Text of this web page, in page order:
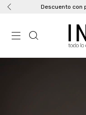
Descuento con